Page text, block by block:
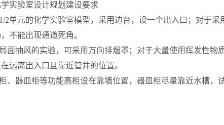
实验室设计规划建设要求
2单元的化学实验室模型，采用边台，设一个出入口；对于
不能出现通道死角。
面抽风的实验，可采用万向排烟罩；对于大量使用挥发性物
远离出入口且靠近管井的位置。
、器皿柜等功能高柜设在靠墙位置，器皿柜尽量靠近水槽，